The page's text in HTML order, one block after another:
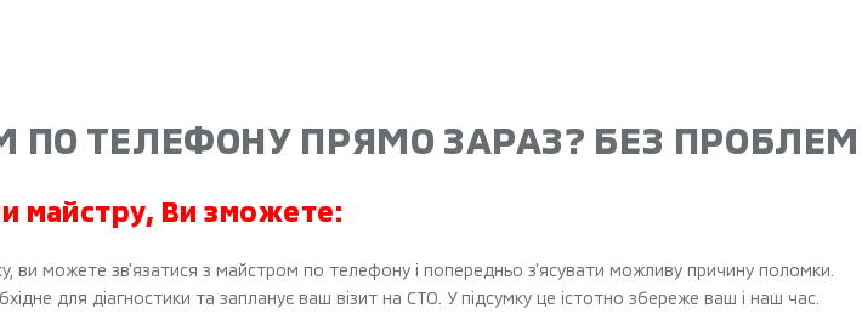
ТЕЛЕФОНУ ПРЯМО ЗАРАЗ? БЕЗ ПРОБЛЕМ
майстру, Ви зможете:
ви можете зв'язатися з майстром по телефону і попередньо з'ясувати можливу причину поломки.
для діагностики та запланує ваш візит на СТО. У підсумку це істотно збереже ваш і наш час.